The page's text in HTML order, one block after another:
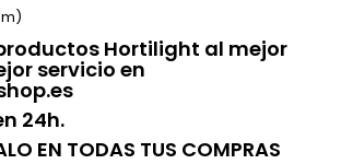
Hortilight al mejor
servicio en
24h.
EN TODAS TUS COMPRAS